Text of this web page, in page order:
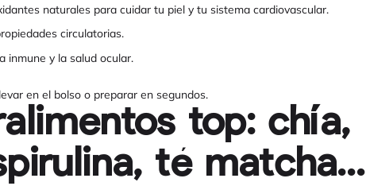
naturales para cuidar tu piel y tu sistema cardiovascular.
circulatorias.
inmune y la salud ocular.
en el bolso o preparar en segundos.
top: chía,
té matcha…